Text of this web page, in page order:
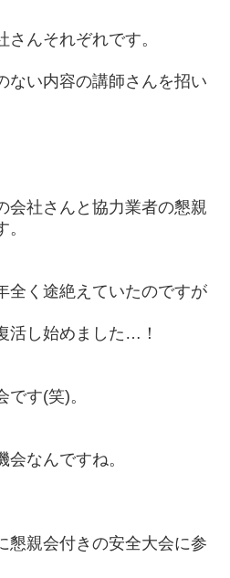
んそれぞれです。
ない内容の講師さんを招い
会社さんと協力業者の懇親
全く途絶えていたのですが
活し始めました…！
す(笑)。
なんですね。
懇親会付きの安全大会に参